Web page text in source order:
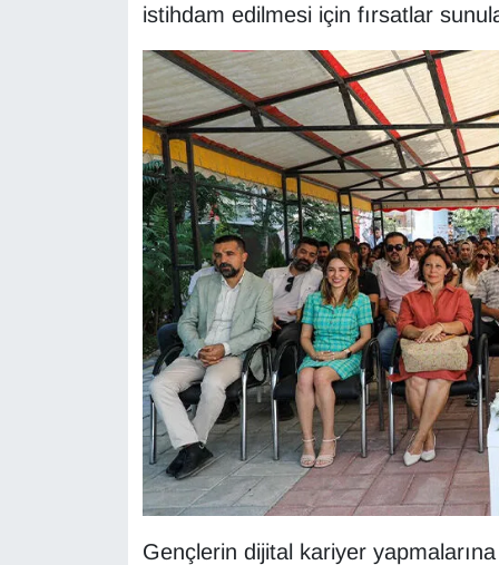
istihdam edilmesi için fırsatlar
Gençlerin dijital kariyer
VAN'DA SPOR